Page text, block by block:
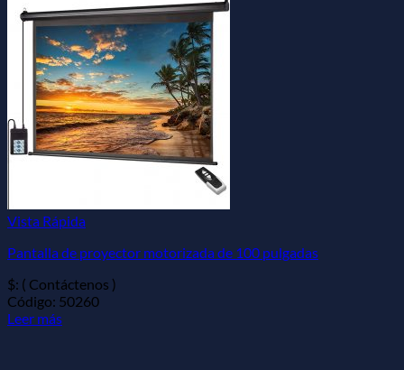
Vista Rápida
Pantalla de proyector motorizada de 100 pulgadas
$: ( Contáctenos )
Código: 50260
Leer más